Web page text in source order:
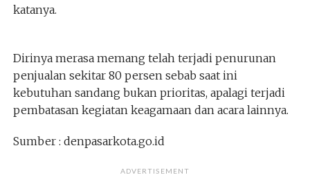
katanya.
Dirinya merasa memang telah terjadi penurunan
penjualan sekitar 80 persen sebab saat ini
kebutuhan sandang bukan prioritas, apalagi terjadi
pembatasan kegiatan keagamaan dan acara lainnya.
Sumber : denpasarkota.go.id
ADVERTISEMENT